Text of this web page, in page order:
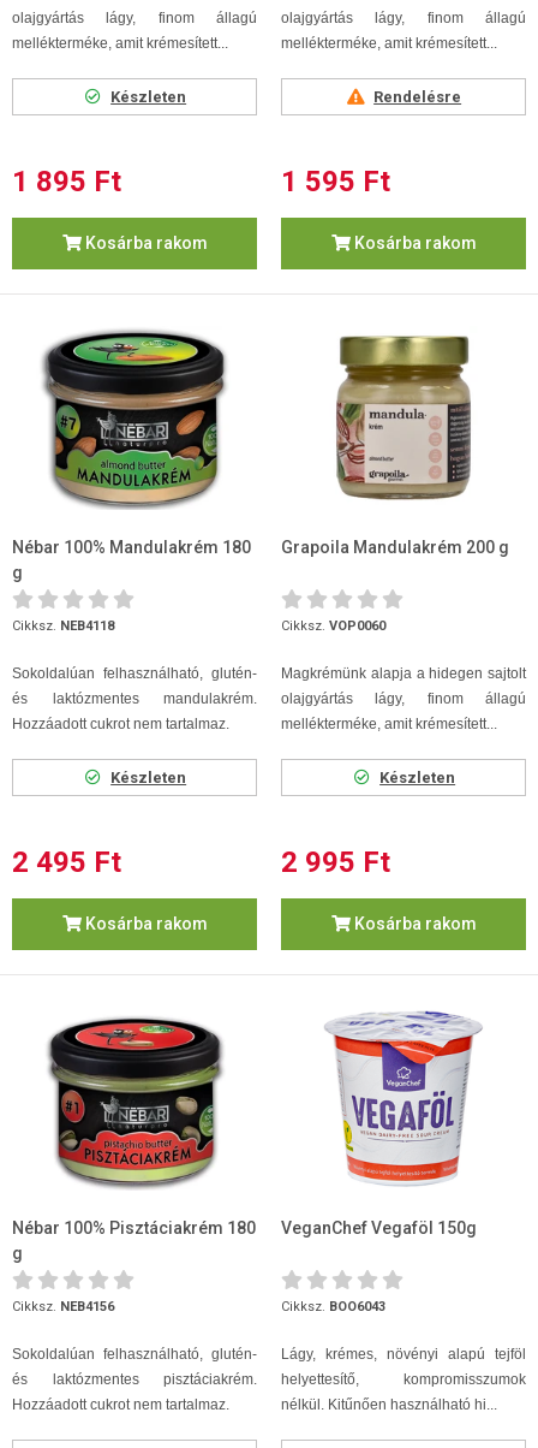
olajgyártás lágy, finom állagú
mellékterméke, amit krémesített...
Készleten
1 895 Ft
Kosárba rakom
olajgyártás lágy, finom állagú
mellékterméke, amit krémesített...
Rendelésre
1 595 Ft
Kosárba rakom
Nébar 100% Mandulakrém 180
g
Cikksz. NEB4118
Sokoldalúan felhasználható, glutén-
és laktózmentes mandulakrém.
Hozzáadott cukrot nem tartalmaz.
Készleten
2 495 Ft
Kosárba rakom
Grapoila Mandulakrém 200 g
Cikksz. VOP0060
Magkrémünk alapja a hidegen sajtolt
olajgyártás lágy, finom állagú
mellékterméke, amit krémesített...
Készleten
2 995 Ft
Kosárba rakom
Nébar 100% Pisztáciakrém 180
g
Cikksz. NEB4156
Sokoldalúan felhasználható, glutén-
és laktózmentes pisztáciakrém.
Hozzáadott cukrot nem tartalmaz.
VeganChef Vegaföl 150g
Cikksz. BOO6043
Lágy, krémes, növényi alapú tejföl
helyettesítő, kompromisszumok
nélkül. Kitűnően használható hi...